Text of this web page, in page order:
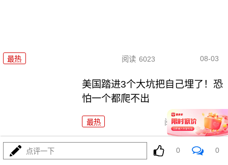
最热 阅读 6023 08-03
美国踏进3个大坑把自己埋了！恐
怕一个都爬不出
最热 阅读 17406
政治自杀！菲律宾防长，你这是
在给菲律宾掘墓！
点评一下 0 0